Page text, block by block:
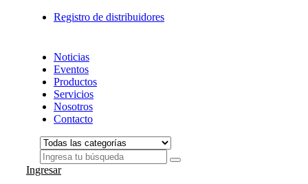
Registro de distribuidores
Noticias
Eventos
Productos
Servicios
Nosotros
Contacto
Ingresar